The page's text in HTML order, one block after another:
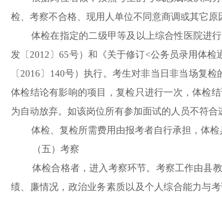
检、考察不合格、现用人单位不同意商调或其它
体检在指定的二级甲等及以上综合性医院进
发〔2012〕65号）和《关于修订<公务员录用体
〔2016〕140号）执行。考生对非当日非当场复
体检结论有影响的项目，复检只进行一次，体检
为自动放弃。如该岗位所有参加面试的人员不符
体检、复检所需费用由报考者自行承担，体
（五）考察
体检合格者，进入考察环节。考察工作由县
绩、廉情况，政治业务素质以及个人综合能力与